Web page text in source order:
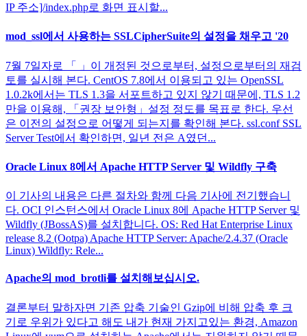
IP 주소]/index.php로 화면 표시할...
mod_ssl에서 사용하는 SSLCipherSuite의 설정을 채우고 '20
7월 7일자로 「 」이 개정된 것으로부터, 설정으로부터의 재검
토를 실시해 본다. CentOS 7.8에서 이용되고 있는 OpenSSL
1.0.2k에서는 TLS 1.3을 서포트하고 있지 않기 때문에, TLS 1.2
만을 이용해, 「권장 보안형」설정 정도를 목표로 한다. 우선
은 이전의 설정으로 어떻게 되는지를 확인해 본다. ssl.conf SSL
Server Test에서 확인하면, 일년 전은 A였던...
Oracle Linux 8에서 Apache HTTP Server 및 Wildfly 구축
이 기사의 내용은 다른 절차와 함께 다음 기사에 전기했습니
다. OCI 인스턴스에서 Oracle Linux 8에 Apache HTTP Server 및
Wildfly (JBossAS)를 설치합니다. OS: Red Hat Enterprise Linux
release 8.2 (Ootpa) Apache HTTP Server: Apache/2.4.37 (Oracle
Linux) Wildfly: Rele...
Apache의 mod_brotli를 설치해보십시오.
결론부터 말하자면 기존 압축 기술인 Gzip에 비해 압축 후 크
기로 우위가 있다고 해도 내가 현재 가지고있는 환경, Amazon